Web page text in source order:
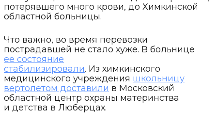
потерявшего много крови, до Химкинской
областной больницы.
Что важно, во время перевозки
пострадавшей не стало хуже. В больнице
ее состояние
стабилизировали. Из химкинского
медицинского учреждения школьницу
вертолетом доставили в Московский
областной центр охраны материнства
и детства в Люберцах.